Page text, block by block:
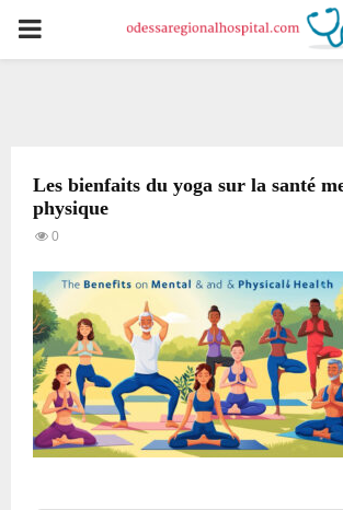
PRIMARY
Les bienfaits du yoga sur la santé
physique
0